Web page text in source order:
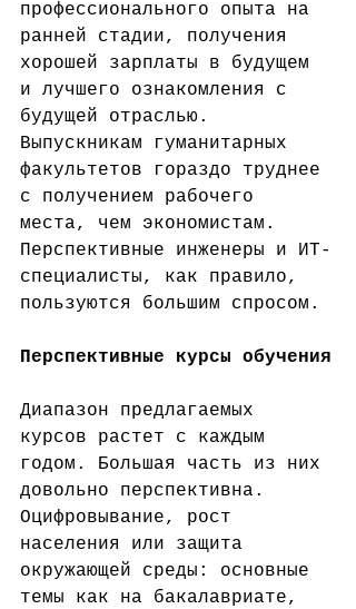
профессионального опыта на
ранней стадии, получения
хорошей зарплаты в будущем
и лучшего ознакомления с
будущей отраслью.
Выпускникам гуманитарных
факультетов гораздо труднее
с получением рабочего
места, чем экономистам.
Перспективные инженеры и ИТ-
специалисты, как правило,
пользуются большим спросом.
Перспективные курсы обучения
Диапазон предлагаемых
курсов растет с каждым
годом. Большая часть из них
довольно перспективна.
Оцифровывание, рост
населения или защита
окружающей среды: основные
темы как на бакалавриате,